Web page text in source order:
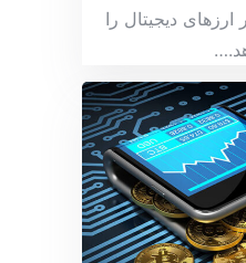
دیجیتال را
…